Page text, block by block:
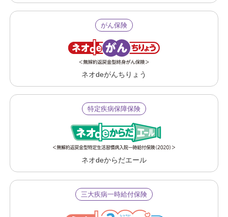
がん保険
ネオdeがんちりょう
特定疾病保障保険
ネオdeからだエール
三大疾病一時給付保険